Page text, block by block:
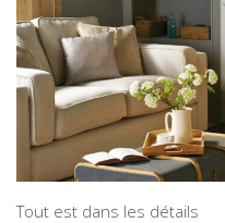
Tout est dans les détails